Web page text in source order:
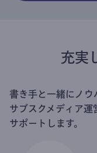
充実
書き手と一緒にノウ
サブスクメディア運
サポートします。